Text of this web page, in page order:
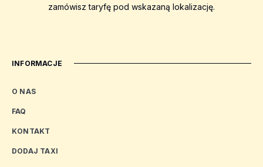
zamówisz taryfę pod wskazaną lokalizację.
INFORMACJE
O NAS
FAQ
KONTAKT
DODAJ TAXI